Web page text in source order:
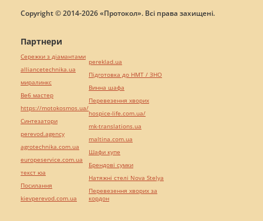
Copyright © 2014-2026 «Протокол». Всі права захищені.
Партнери
Сережки з діамантами
alliancetechnika.ua
миралинкс
Веб мастер
https://motokosmos.ua/
Синтезатори
perevod.agency
agrotechnika.com.ua
europeservice.com.ua
текст юа
Посилання
kievperevod.com.ua
pereklad.ua
Підготовка до НМТ / ЗНО
Винна шафа
Перевезення хворих
hospice-life.com.ua/
mk-translations.ua
maltina.com.ua
Шафи купе
Брендові сумки
Натяжні стелі Nova Stelya
Перевезення хворих за
кордон